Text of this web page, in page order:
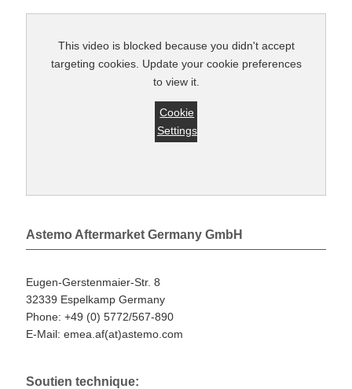
This video is blocked because you didn't accept
targeting cookies. Update your cookie preferences
to view it.
Cookie
Settings
Astemo Aftermarket Germany GmbH
Eugen-Gerstenmaier-Str. 8
32339 Espelkamp Germany
Phone: +49 (0) 5772/567-890
E-Mail: emea.af(at)astemo.com
Soutien technique: